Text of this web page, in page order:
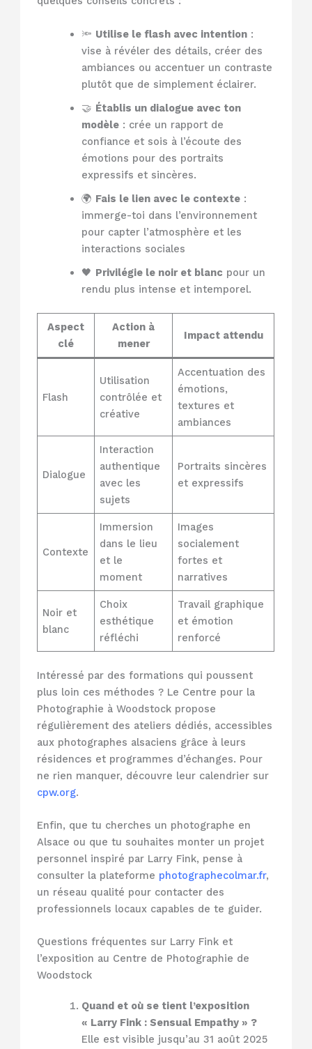
🔦 Utilise le flash avec intention:
vise à révéler des détails, créer des
ambiances ou accentuer un contraste
plutôt que de simplement éclairer.
🤝 Établis un dialogue avec ton
modèle: crée un rapport de
confiance et sois à l’écoute des
émotions pour des portraits
expressifs et sincères.
🌍 Fais le lien avec le contexte:
immerge-toi dans l’environnement
pour capter l’atmosphère et les
interactions sociales
🖤 Privilégie le noir et blanc pour un
rendu plus intense et intemporel.
Aspect
clé
Action à
mener
Impact attendu
Flash
Utilisation
contrôlée et
créative
Accentuation des
émotions,
textures et
ambiances
Dialogue
Interaction
authentique
avec les
sujets
Portraits sincères
et expressifs
Contexte
Immersion
dans le lieu
et le
moment
Images
socialement
fortes et
narratives
Noir et
blanc
Choix
esthétique
réfléchi
Travail graphique
et émotion
renforcé
Intéressé par des formations qui poussent
plus loin ces méthodes ? Le Centre pour la
Photographie à Woodstock propose
régulièrement des ateliers dédiés, accessibles
aux photographes alsaciens grâce à leurs
résidences et programmes d’échanges. Pour
ne rien manquer, découvre leur calendrier sur
cpw.org.
Enfin, que tu cherches un photographe en
Alsace ou que tu souhaites monter un projet
personnel inspiré par Larry Fink, pense à
consulter la plateforme photographecolmar.fr,
un réseau qualité pour contacter des
professionnels locaux capables de te guider.
Questions fréquentes sur Larry Fink et
l’exposition au Centre de Photographie de
Woodstock
Quand et où se tient l’exposition
« Larry Fink : Sensual Empathy » ?
Elle est visible jusqu’au 31 août 2025